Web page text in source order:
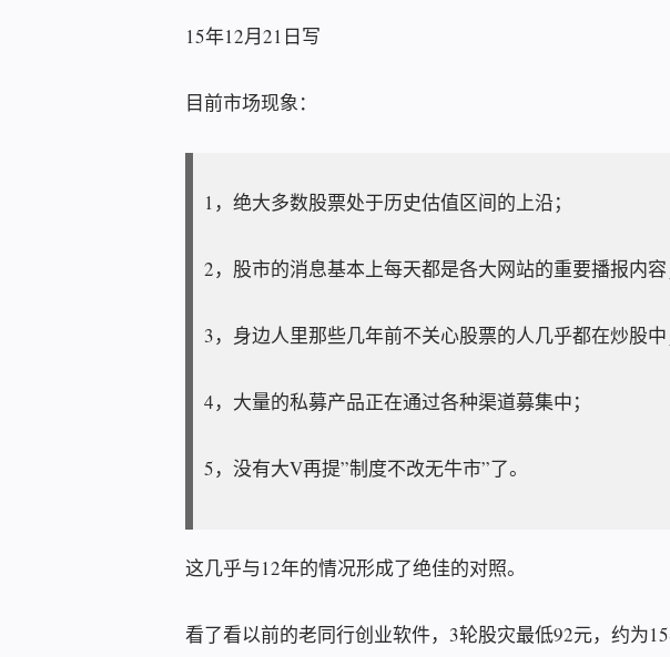
15年12月21日写
目前市场现象：
1，绝大多数股票处于历史估值区间的上沿；
2，股市的消息基本上每天都是各大网站的重要播报内容
3，身边人里那些几年前不关心股票的人几乎都在炒股中
4，大量的私募产品正在通过各种渠道募集中；
5，没有大V再提”制度不改无牛市”了。
这几乎与12年的情况形成了绝佳的对照。
看了看以前的老同行创业软件，3轮股灾最低92元，约为